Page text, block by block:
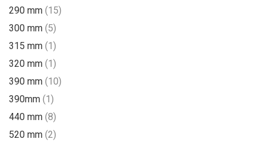
290 mm (15)
300 mm (5)
315 mm (1)
320 mm (1)
390 mm (10)
390mm (1)
440 mm (8)
520 mm (2)